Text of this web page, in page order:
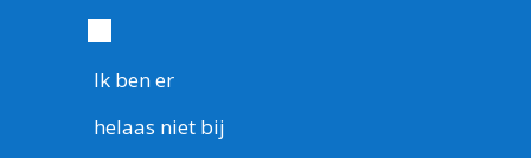
Ik ben er
helaas niet bij